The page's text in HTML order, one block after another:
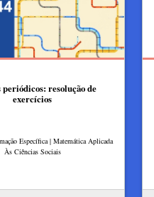
periódicos: resolução de
exercícios
Específica | Matemática Aplicada
Às Ciências Sociais